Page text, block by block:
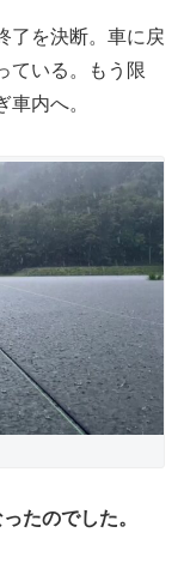
了を決断。車に戻
ている。もう限
内へ。
たのでした。